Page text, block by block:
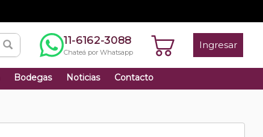
11-6162-3088
Chateá por Whatsapp
Ingresar
Bodegas Noticias Contacto